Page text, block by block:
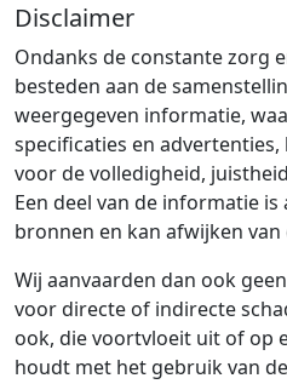
Disclaimer
Ondanks de constante zorg
besteden aan de
weergegeven informatie,
specificaties en
voor de volledigheid,
Een deel van de informatie
bronnen en kan afwijken
Wij aanvaarden dan ook
voor directe of indirecte
ook, die voortvloeit uit of op
houdt met het gebruik van